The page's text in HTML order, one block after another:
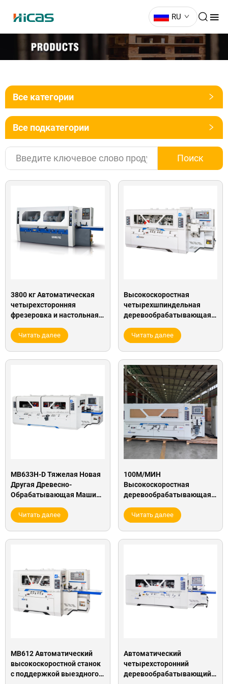
RU
Все категории
Все подкатегории
Поиск
3800 кг Автоматическая
четырехсторонняя
фрезеровка и настольная
тяжелого типа для
полировки мебели в новом
Читать далее
Высокоскоростная
четырехшпиндельная
деревообрабатывающая
фуговальная машина с
двойным концевым
Читать далее
MB633H-D Тяжелая Новая
Другая Древесно-
Обрабатывающая Машина
Молдер для Мебельной
Фабрики
Читать далее
100М/МИН
Высокоскоростная
деревообрабатывающая
четырехсторонний
строгальный станок для
Читать далее
MB612 Автоматический
высокоскоростной станок
с поддержкой выездного
Автоматический
четырехсторонний
деревообрабатывающий